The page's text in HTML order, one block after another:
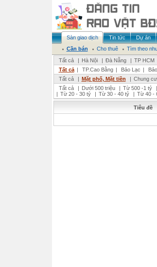
Sàn giao dịch Tin tức Dự án
Cần bán
Cho thuê
Tìm theo
Tất cả
| Hà Nội | Đà Nẵng | TP HCM
Tất cả | TP.Cao Bằng | Bảo Lạc |
Tất cả
| Mặt phố, Mặt tiền | Chung
Tất cả
| Dưới 500 triệu | Từ 500 -1 tỷ |
| Từ 20 - 30 tỷ | Từ 30 - 40 tỷ | Từ 40 -
Tiêu đề